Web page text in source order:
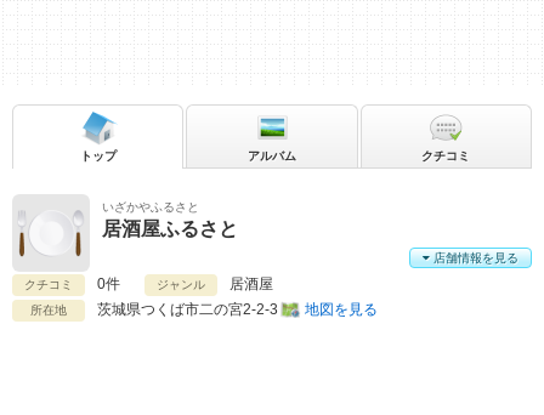
いざかやふるさと
居酒屋ふるさと
クチコミ 0件 ジャンル 居酒屋
所在地 茨城県つくば市二の宮2-2-3 地図を見る
店舗情報を見る
トップ アルバム クチコミ